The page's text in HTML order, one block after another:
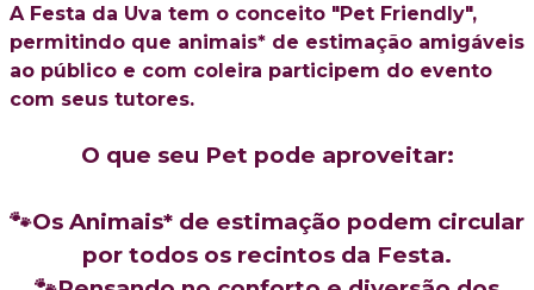
A Festa da Uva tem o conceito "Pet Friendly",
permitindo que animais* de estimação amigáveis
ao público e com coleira participem do evento
com seus tutores.
O que seu Pet pode aproveitar:
🐾Os Animais* de estimação podem circular
por todos os recintos da Festa.